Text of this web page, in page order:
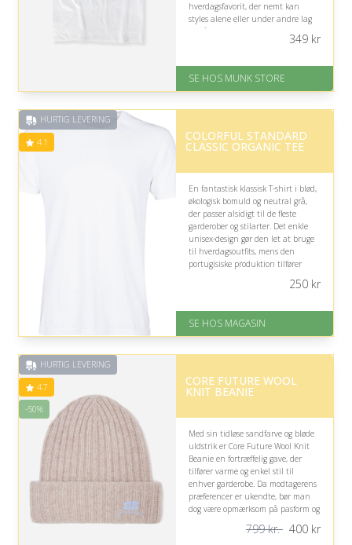
hverdagsfavorit, der nemt kan
styles alene eller under andre lag
til både afslappede og mere
På lager
Levering: 1-2 dages levering
på 4.7 ud af 5
349kr
SE HOS MUNK STORE
HURTIG LEVERING
4.1 COLORFUL STANDARD
CLASSIC ORGANIC TEE
En fantastisk klassisk T-shirt i blød,
økologisk bomuld og neutral grå,
der passer alsidigt til de fleste
garderober og stilarter. Det enkle
unisex-design gør den let at bruge
til hverdagsoutfits, mens den
portugisiske produktion tilfører
God Trustpilot rating på 4.1 ud
250kr
SE HOS MAGASIN
HURTIG LEVERING
4.7
-50%
CORE FUTURE WOOL
KNIT BEANIE
Med sin tidløse sandfarve og bløde
uldstrik er Core Future Wool Knit
Beanie en fortræffelig gave, der
tilfører varme og enkel stil til
enhver garderobe. Da modtagerens
præferencer er ukendte, bør man
dog være opmærksom på pasform og
799 kr. 400kr